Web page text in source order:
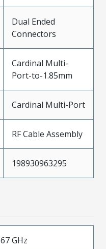
Dual Ended
Connectors
Cardinal Multi-
Port-to-1.85mm
Cardinal Multi-Port
RF Cable Assembly
198930963295
67 GHz